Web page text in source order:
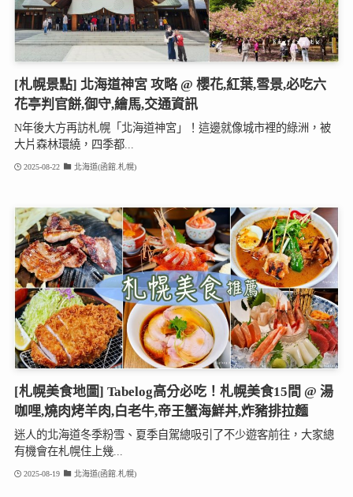
[札幌景點] 北海道神宮 攻略 @ 櫻花,紅葉,雪景,必吃六
花亭判官餅,御守,繪馬,交通資訊
N年後大方再訪札幌「北海道神宮」！這邊就像城市裡的綠洲，被
大片森林環繞，四季都...
2025-08-22 北海道(函館.札幌)
[札幌美食地圖] Tabelog高分必吃！札幌美食15間 @ 湯
咖哩,燒肉烤羊肉,白老牛,帝王蟹海鮮丼,炸豬排拉麵
迷人的北海道冬季粉雪、夏季自駕總吸引了不少遊客前往，大家總
有機會在札幌住上幾...
2025-08-19 北海道(函館.札幌)